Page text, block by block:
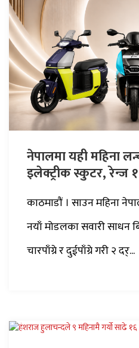
नेपालमा यही महिना
इलेक्ट्रीक स्कुटर, रेन्ज
काठमाडौं । साउन महिना
नयाँ मोडलका सवारी साधन
चारपाँग्रे र दुईपाँग्रे गरी २ दर्...